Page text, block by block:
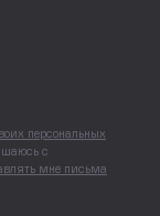
персональных
с
мне письма